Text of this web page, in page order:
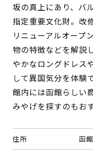
坂の真上にあり、バ
指定重要文化財。改
リニューアルオープ
物の特徴などを解説
やかなロングドレス
して異国気分を体験
館内には函館らしい
みやげを探すのもお
住所 函